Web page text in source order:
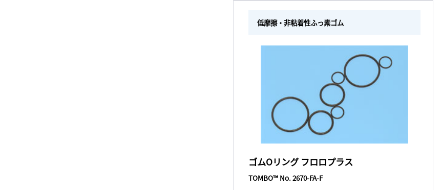
低摩擦・非粘着性ふっ素ゴム
ゴムOリング フロロプラス
TOMBO™ No. 2670-FA-F